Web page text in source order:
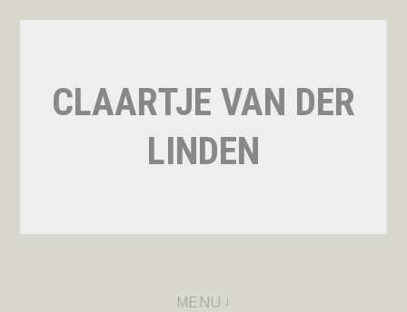
springenCLAARTJE VAN DER
LINDEN
MENU